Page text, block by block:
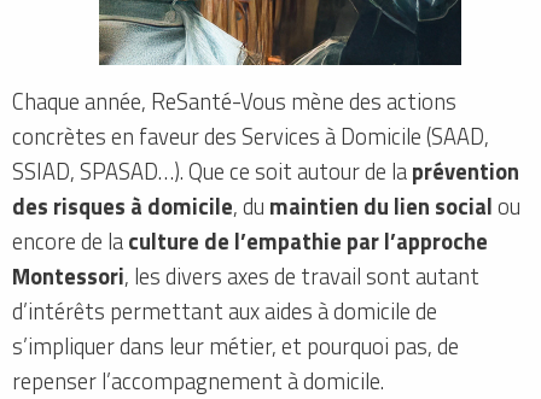
Chaque année, ReSanté-Vous mène des actions
concrètes en faveur des Services à Domicile (SAAD,
SSIAD, SPASAD…). Que ce soit autour de laprévention
des risques à domicile, du maintien du lien socialou
encore de laculture de l’empathie par l’approche
Montessori, les divers axes de travail sont autant
d’intérêts permettant aux aides à domicile de
s’impliquer dans leur métier, et pourquoi pas, de
repenser l’accompagnement à domicile.